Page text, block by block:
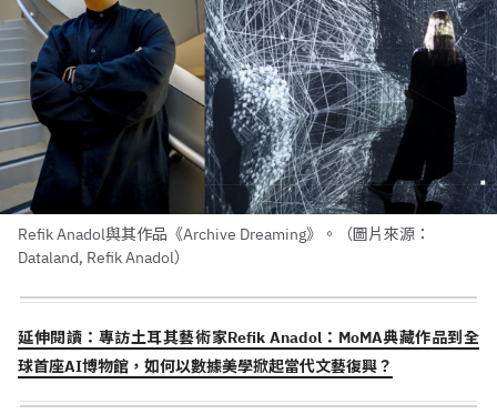
Refik Anadol與其作品《Archive Dreaming》。（圖片來源：
Dataland, Refik Anadol）
延伸閱讀：專訪土耳其藝術家Refik Anadol：MoMA典藏作品到全
球首座AI博物館，如何以數據美學掀起當代文藝復興？